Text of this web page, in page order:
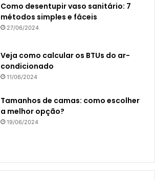
Como desentupir vaso sanitário: 7
métodos simples e fáceis
27/06/2024
Veja como calcular os BTUs do ar-
condicionado
11/06/2024
Tamanhos de camas: como escolher
a melhor opção?
19/06/2024